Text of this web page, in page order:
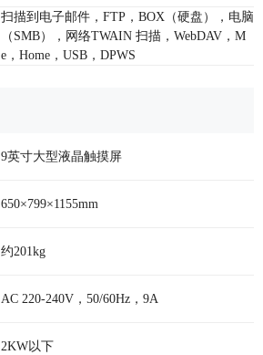
扫描到电子邮件，FTP，BOX（硬盘），电脑
（SMB），网络TWAIN 扫描，WebDAV，M
e，Home，USB，DPWS
9英寸大型液晶触摸屏
650×799×1155mm
约201kg
AC 220-240V，50/60Hz，9A
2KW以下